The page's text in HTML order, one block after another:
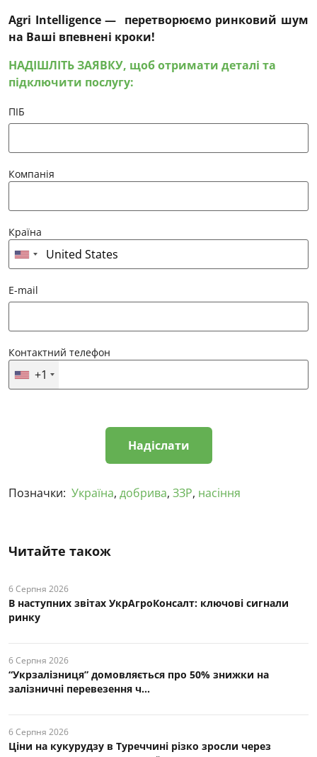
Agri Intelligence — перетворюємо ринковий шум
на Ваші впевнені кроки!
НАДІШЛІТЬ ЗАЯВКУ, щоб отримати деталі та
підключити послугу:
ПІБ
Компанія
Країна
E-mail
Контактний телефон
+1
Позначки: Україна, добрива, ЗЗР, насіння
Читайте також
6 Серпня 2026
В наступних звітах УкрАгроКонсалт: ключові cигнали
ринку
6 Серпня 2026
“Укрзалізниця” домовляється про 50% знижки на
залізничні перевезення ч...
6 Серпня 2026
Ціни на кукурудзу в Туреччині різко зросли через